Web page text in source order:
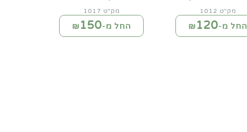
מק"ט 1012
החל מ-₪120
מק"ט 1017
החל מ-₪150